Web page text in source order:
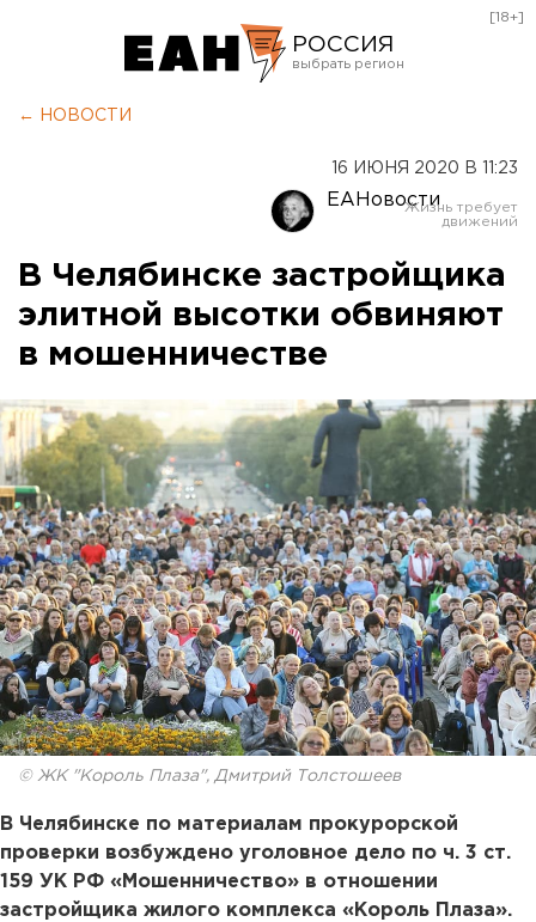
РОССИЯ
Оренбург
[18+]
← НОВОСТИ
16 ИЮНЯ 2020 В 11:23
ЕАНовости
В Челябинске застройщика
элитной высотки обвиняют
в мошенничестве
© ЖК "Король Плаза", Дмитрий Толстошеев
В Челябинске по материалам прокурорской
проверки возбуждено уголовное дело по ч. 3 ст.
159 УК РФ «Мошенничество» в отношении
застройщика жилого комплекса «Король Плаза».